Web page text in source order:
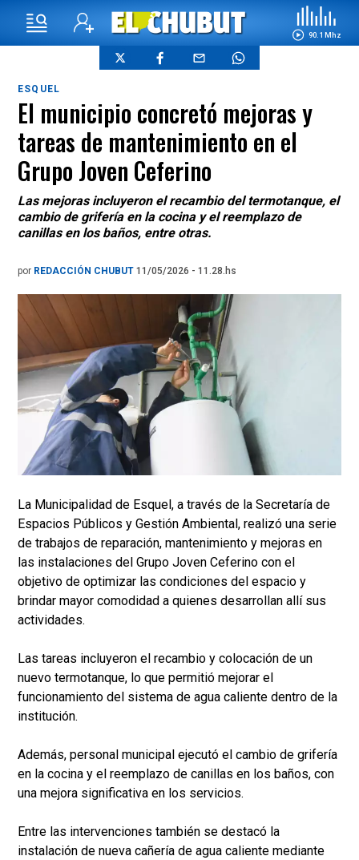
90.1 Mhz
ESQUEL
El municipio concretó mejoras y
tareas de mantenimiento en el
Grupo Joven Ceferino
Las mejoras incluyeron el recambio del termotanque, el
cambio de grifería en la cocina y el reemplazo de
canillas en los baños, entre otras.
por REDACCIÓN CHUBUT 11/05/2026 - 11.28.hs
La Municipalidad de Esquel, a través de la Secretaría de
Espacios Públicos y Gestión Ambiental, realizó una serie
de trabajos de reparación, mantenimiento y mejoras en
las instalaciones del Grupo Joven Ceferino con el
objetivo de optimizar las condiciones del espacio y
brindar mayor comodidad a quienes desarrollan allí sus
actividades.
Las tareas incluyeron el recambio y colocación de un
nuevo termotanque, lo que permitió mejorar el
funcionamiento del sistema de agua caliente dentro de la
institución.
Además, personal municipal ejecutó el cambio de grifería
en la cocina y el reemplazo de canillas en los baños, con
una mejora significativa en los servicios.
Entre las intervenciones también se destacó la
instalación de nueva cañería de agua caliente mediante